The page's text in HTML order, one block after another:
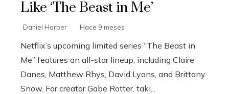
Like ‘The Beast in Me’
Daniel Harper Hace 9 meses
Netflix’s upcoming limited series “The Beast in
Me” features an all-star lineup, including Claire
Danes, Matthew Rhys, David Lyons, and Brittany
Snow. For creator Gabe Rotter, taki...